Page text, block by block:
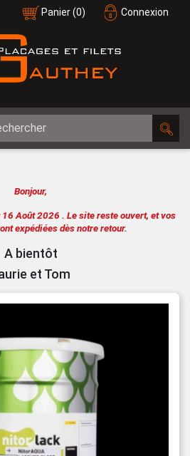
Connexion
Panier(0)
Bonjour,
Août 2026 . Le site reste ouvert, et vos
expédiées dès notre retour.
A bientôt
et Tom